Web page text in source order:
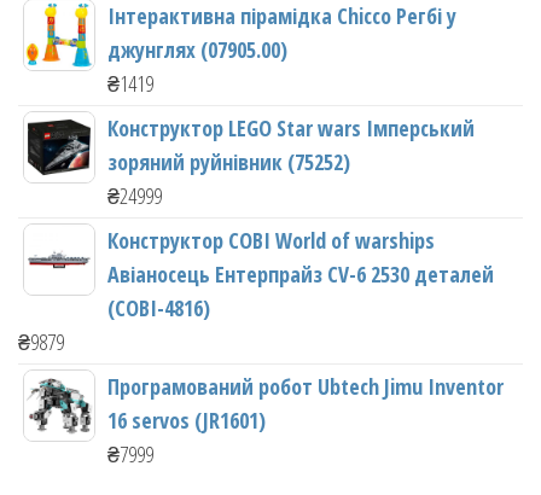
Інтерактивна пірамідка Chicco Регбі у
джунглях (07905.00)
₴1419
Конструктор LEGO Star wars Імперський
зоряний руйнівник (75252)
₴24999
Конструктор COBI World of warships
Авіаносець Ентерпрайз CV-6 2530 деталей
(COBI-4816)
₴9879
Програмований робот Ubtech Jimu Inventor
16 servos (JR1601)
₴7999